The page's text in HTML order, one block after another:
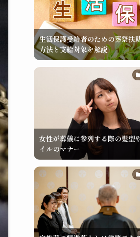
生活保護受給者のための葬祭扶
方法と支給対象を解説
女性が葬儀に参列する際の髪型
イルのマナー